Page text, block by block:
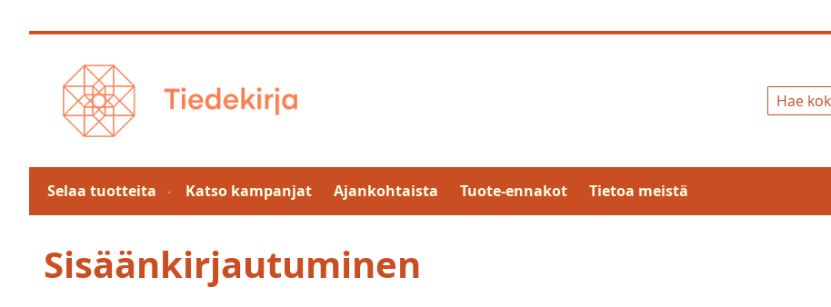
to
Selaa tuotteita Katso kampanjat Ajankohtaista Tuote-ennakot Tietoa meistä
Sisäänkirjautuminen